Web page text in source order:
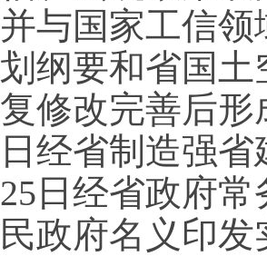
并与国家工信领
划纲要和省国
复修改完善后形
日经省制造强
25日经省政府
民政府名义印发